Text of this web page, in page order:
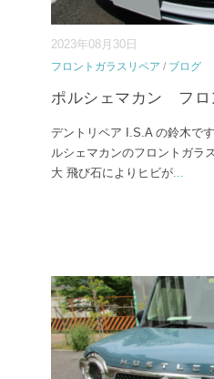
2023年08月30日
フロントガラスリペア / ブログ
ポルシェマカン フロ
デントリペア I.S.A の鈴木で
ルシェマカンのフロントガラ
大 飛び石によりヒビが...